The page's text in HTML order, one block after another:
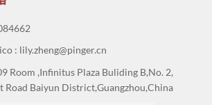
: lily.zheng@pinger.cn
Room ,Infinitus Plaza Buliding B,No. 2,
Road Baiyun District,Guangzhou,China